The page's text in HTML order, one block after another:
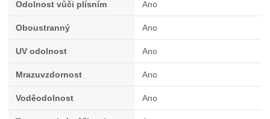
Odolnost vůči plísním Ano
Oboustranný Ano
UV odolnost Ano
Mrazuvzdornost Ano
Voděodolnost Ano